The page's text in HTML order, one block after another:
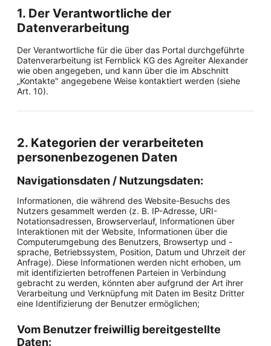
1. Der Verantwortliche der
Datenverarbeitung
Der Verantwortliche für die über das Portal durchgeführte
Datenverarbeitung ist Fernblick KG des Agreiter Alexander
wie oben angegeben, und kann über die im Abschnitt
„Kontakte" angegebene Weise kontaktiert werden (siehe
Art. 10).
2. Kategorien der verarbeiteten
personenbezogenen Daten
Navigationsdaten / Nutzungsdaten:
Informationen, die während des Website-Besuchs des
Nutzers gesammelt werden (z. B. IP-Adresse, URI-
Notationsadressen, Browserverlauf, Informationen über
Interaktionen mit der Website, Informationen über die
Computerumgebung des Benutzers, Browsertyp und -
sprache, Betriebssystem, Position, Datum und Uhrzeit der
Anfrage). Diese Informationen werden nicht erhoben, um
mit identifizierten betroffenen Parteien in Verbindung
gebracht zu werden, könnten aber aufgrund der Art ihrer
Verarbeitung und Verknüpfung mit Daten im Besitz Dritter
eine Identifizierung der Benutzer ermöglichen;
Vom Benutzer freiwillig bereitgestellte
Daten: